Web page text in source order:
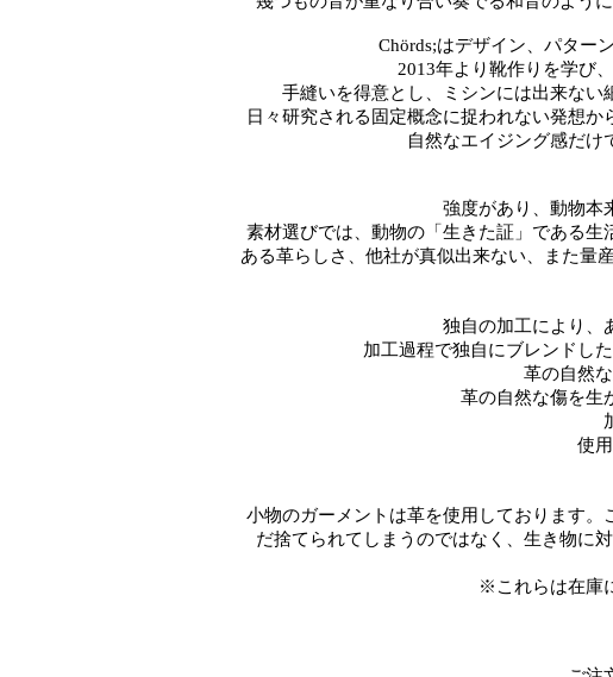
Chörds;はデザイン、パター
2013年より靴作りを学び
手縫いを得意とし、ミシンには出来ない
日々研究される固定概念に捉われない発想
自然なエイジング感だけ
強度があり、動物本
素材選びでは、動物の「生きた証」である
ある革らしさ、他社が真似出来ない、また量
独自の加工により、
加工過程で独自にブレンドし
革の自然
革の自然な傷を生
使
小物のガーメントは革を使用しております
だ捨てられてしまうのではなく、生き物に
※これらは在庫